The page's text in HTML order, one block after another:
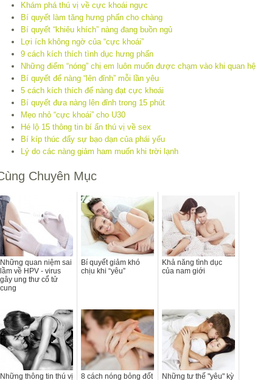
Khám phá thú vị về cực khoái ngực
Bí quyết làm tăng hưng phấn cho chàng
Bí quyết “khiêu khích” nàng đang buồn ngủ
Lợi ích không ngờ của “cực khoái”
9 cách kích thích tình dục hưng phấn
Những điểm “nóng” chị em luôn muốn được chạm vào khi quan hệ
Bí quyết để nàng “lên đỉnh” mỗi lần yêu
5 cách kích thích để nàng đạt cực khoái
Bí quyết đưa nàng lên đỉnh trong 15 phút
Mẹo nhỏ “cực khoái” cho U30
Hé lộ 15 thông tin bí ẩn thú vị về sex
Bí kíp thúc đẩy sự bạo dạn của phái yếu
Lý do các nàng giảm ham muốn khi trời lạnh
Chuyên Mục
Những quan niệm sai
lầm về HPV - virus
gây ung thư cổ tử
cung
Bí quyết giảm khó
chịu khi “yêu”
Khả năng tình dục
của nam giới
Những thông tin thú vị 8 cách nóng bỏng đốt Những tư thế "yêu" kỳ